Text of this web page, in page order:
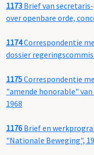
1173 Brief van
over openbare orde,
1174Correspondentie
dossier
1175Correspondentie
"amende honorable" van
1968
1176 Brief en
"Nationale Beweging",